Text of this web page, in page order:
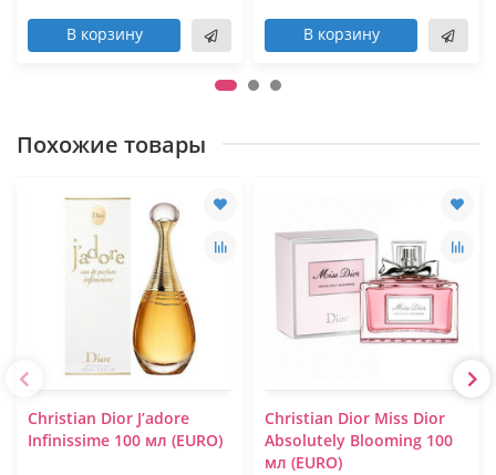
В корзину В корзину
Похожие товары
Christian Dior J’adore
Infinissime 100 мл (EURO)
Christian Dior Miss Dior
Absolutely Blooming 100
мл (EURO)